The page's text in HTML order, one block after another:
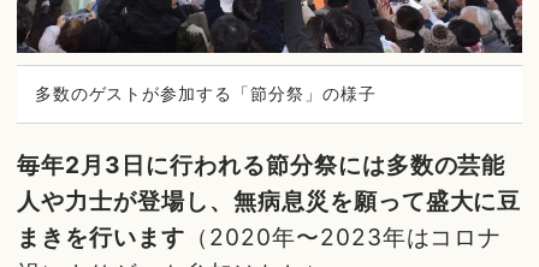
多数のゲストが参加する「節分祭」の様子
毎年2月3日に行われる節分祭には多数の芸能
人や力士が登場し、無病息災を願って盛大に豆
まきを行います （2020年〜2023年はコロナ